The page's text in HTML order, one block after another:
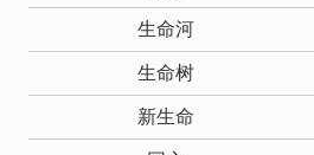
生命河
生命树
新生命